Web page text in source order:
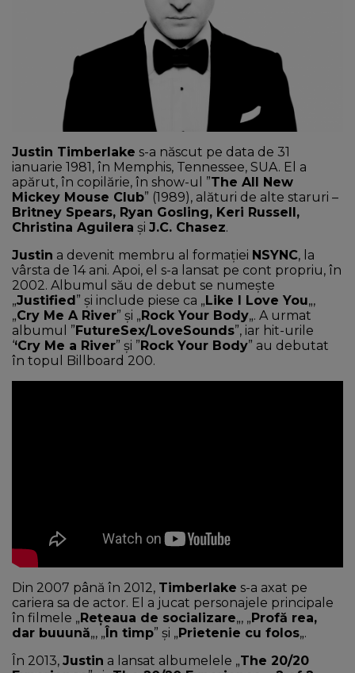
CONTUL MEU
Justin Timberlake s-a născut pe data de 31
ianuarie 1981, în Memphis, Tennessee, SUA. El a
apărut, în copilărie, în show-ul ”The All New
Mickey Mouse Club” (1989), alături de alte staruri –
Britney Spears, Ryan Gosling, Keri Russell,
Christina Aguilera și J.C. Chasez.
Justin a devenit membru al formaţiei NSYNC, la
vârsta de 14 ani. Apoi, el s-a lansat pe cont propriu, în
2002. Albumul său de debut se numeşte
„Justified” şi include piese ca „Like I Love You„,
„Cry Me A River” și „Rock Your Body„. A urmat
albumul ”FutureSex/LoveSounds”, iar hit-urile
‘‘Cry Me a River” și ”Rock Your Body” au debutat
în topul Billboard 200.
Din 2007 până în 2012, Timberlake s-a axat pe
cariera sa de actor. El a jucat personajele principale
în filmele „Rețeaua de socializare„, „Profă rea,
dar buuună„, „În timp” și „Prietenie cu folos„.
În 2013, Justin a lansat albumelele „The 20/20